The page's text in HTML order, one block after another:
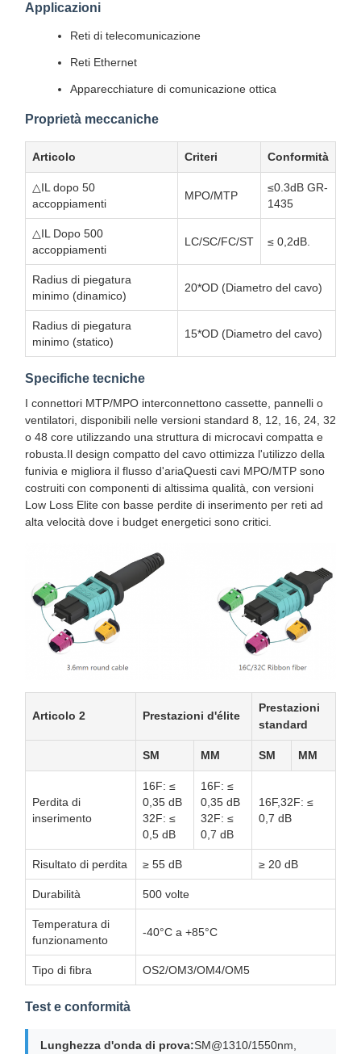
Applicazioni
Reti di telecomunicazione
Reti Ethernet
Apparecchiature di comunicazione ottica
Proprietà meccaniche
Articolo Criteri Conformità
△IL dopo 50
accoppiamenti
MPO/MTP
≤0.3dB GR-
1435
△IL Dopo 500
accoppiamenti
LC/SC/FC/ST ≤ 0,2dB.
Radius di piegatura
minimo (dinamico)
20*OD (Diametro del cavo)
Radius di piegatura
minimo (statico)
15*OD (Diametro del cavo)
Specifiche tecniche
I connettori MTP/MPO interconnettono cassette, pannelli o
ventilatori, disponibili nelle versioni standard 8, 12, 16, 24, 32
o 48 core utilizzando una struttura di microcavi compatta e
robusta.Il design compatto del cavo ottimizza l'utilizzo della
funivia e migliora il flusso d'ariaQuesti cavi MPO/MTP sono
costruiti con componenti di altissima qualità, con versioni
Low Loss Elite con basse perdite di inserimento per reti ad
alta velocità dove i budget energetici sono critici.
Articolo 2 Prestazioni d'élite
Prestazioni
standard
SM MM SM MM
Perdita di
inserimento
16F: ≤
0,35 dB
32F: ≤
0,5 dB
16F: ≤
0,35 dB
32F: ≤
0,7 dB
16F,32F: ≤
0,7 dB
Risultato di perdita ≥ 55 dB ≥ 20 dB
Durabilità 500 volte
Temperatura di
funzionamento
-40°C a +85°C
Tipo di fibra OS2/OM3/OM4/OM5
Test e conformità
Lunghezza d'onda di prova:SM@1310/1550nm,